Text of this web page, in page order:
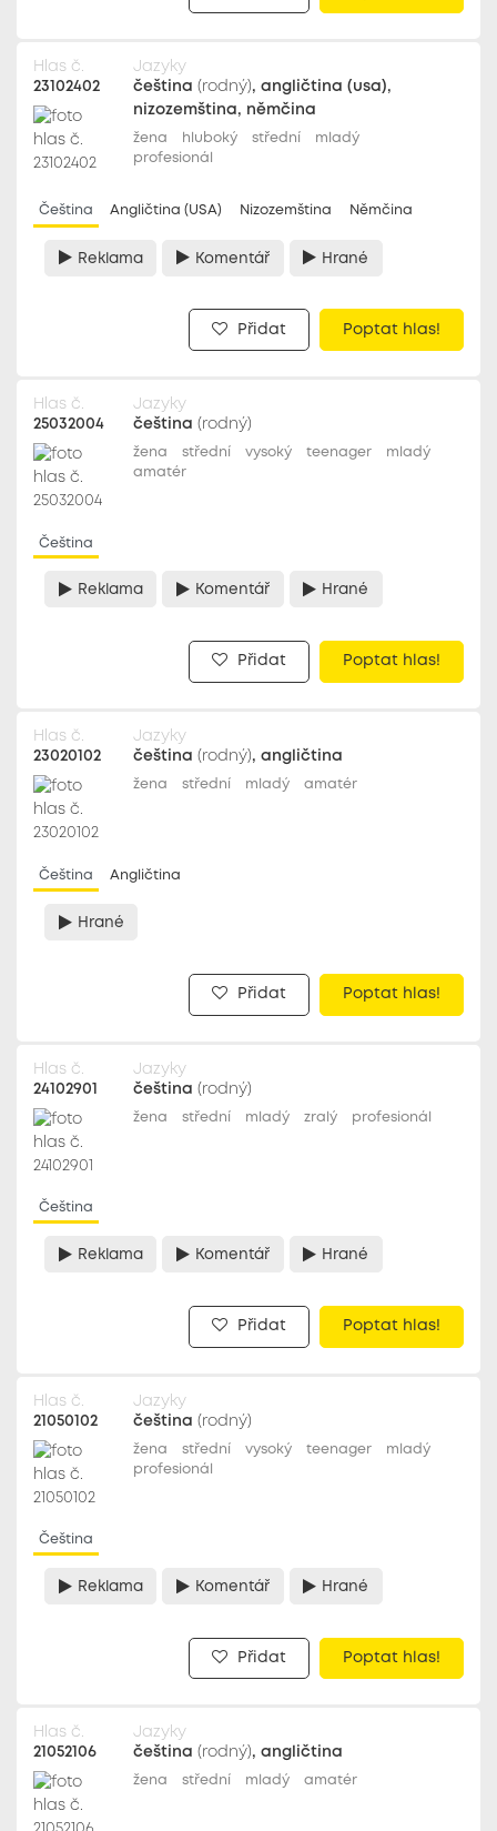
Hlas č.
23102402
Jazyky
čeština (rodný), angličtina (usa),
nizozemština, němčina
žena hluboký střední
mladý
profesionál
Čeština Angličtina (USA) Nizozemština Němčina
Reklama Komentář Hrané
Přidat Poptat hlas!
Hlas č.
25032004
Jazyky
čeština (rodný)
žena střední vysoký teenager
mladý
amatér
Čeština
Reklama Komentář Hrané
Přidat Poptat hlas!
Hlas č.
23020102
Jazyky
čeština (rodný), angličtina
žena střední mladý amatér
Čeština Angličtina
Hrané
Přidat Poptat hlas!
Hlas č.
24102901
Jazyky
čeština (rodný)
žena střední mladý zralý profesionál
Čeština
Reklama Komentář Hrané
Přidat Poptat hlas!
Hlas č.
21050102
Jazyky
čeština (rodný)
žena střední vysoký teenager
mladý
profesionál
Čeština
Reklama Komentář Hrané
Přidat Poptat hlas!
Hlas č.
21052106
Jazyky
čeština (rodný), angličtina
žena střední mladý amatér